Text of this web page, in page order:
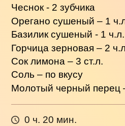
Чеснок - 2 зубчика
Орегано сушеный – 1
Базилик сушеный - 1 ч.л.
Горчица зерновая – 2
Сок лимона – 3 ст.л.
Соль – по вкусу
Молотый черный перец
0 ч. 20 мин.